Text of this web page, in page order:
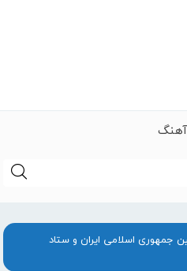
جمهوری اسلامی ایران و ستاد